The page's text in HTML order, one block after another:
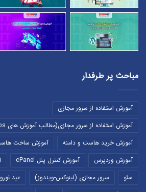
مباحث پر طرفدار
آموزش استفاده از سرور مجازی
آموزش استفاده از سرور مجازی(مطالب آموزش های vps)
آموزش خرید هاست و دامنه
آموزش ساخت
آموزش وردپرس
آموزش کنترل پنل cPanel
سئو
سرور مجازی (لینوکس-ویندوز)
عید